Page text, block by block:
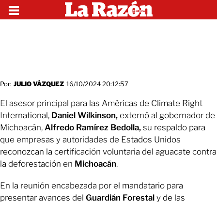
Por: JULIO VÁZQUEZ 16/10/2024 20:12:57
El asesor principal para las Américas de Climate Right
International, Daniel Wilkinson, externó al gobernador de
Michoacán, Alfredo Ramírez Bedolla, su respaldo para
que empresas y autoridades de Estados Unidos
reconozcan la certificación voluntaria del aguacate contra
la deforestación en Michoacán.
En la reunión encabezada por el mandatario para
presentar avances del Guardián Forestal y de las